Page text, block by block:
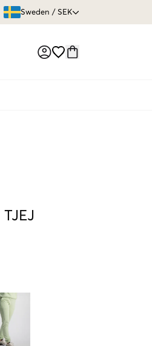
Sweden / SEK
TJEJ